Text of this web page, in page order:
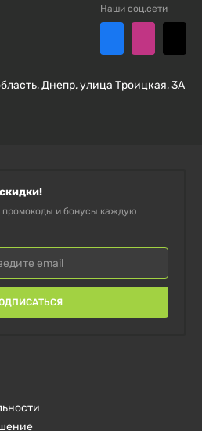
концентрата белка
магния, кремния
применением во время
грудью, приема лекарств
либо заболеваний следует
образом менять цвет.
Наши соц.сети
Днепр, улица Троицкая, 3А
и бонусы каждую